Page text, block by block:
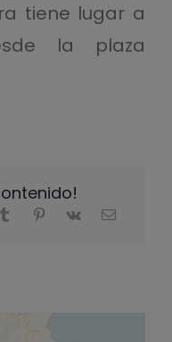
tiene lugar a
la plaza